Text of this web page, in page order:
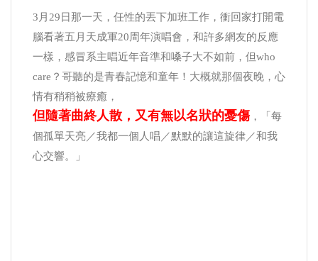
3月29日那一天，任性的丟下加班工作，衝回家打開電
腦看著五月天成軍20周年演唱會，和許多網友的反應
一樣，感冒系主唱近年音準和嗓子大不如前，但who
care？哥聽的是青春記憶和童年！大概就那個夜晚，心
情有稍稍被療癒，
但隨著曲終人散，又有無以名狀的憂傷，「每
個孤單天亮／我都一個人唱／默默的讓這旋律／和我
心交響。」